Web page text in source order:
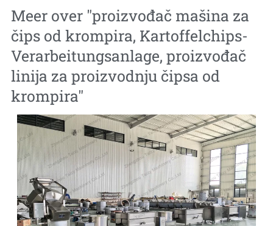
Meer over "proizvođač mašina za
čips od krompira, Kartoffelchips-
Verarbeitungsanlage, proizvođač
linija za proizvodnju čipsa od
krompira"